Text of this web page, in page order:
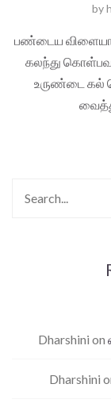
by
பண்டைய
கலந்து
உருண்டை கல்
Dharshini on
Dharshini